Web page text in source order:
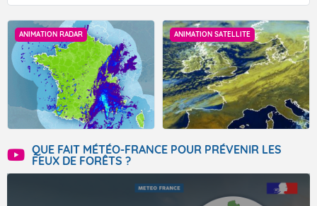
ANIMATION RADAR ANIMATION SATELLITE
QUE FAIT MÉTÉO-FRANCE POUR PRÉVENIR LES
FEUX DE FORÊTS ?